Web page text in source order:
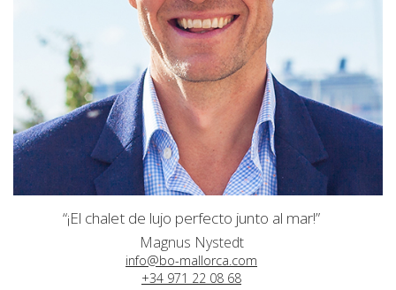
“¡El chalet de lujo perfecto junto al mar!”
Magnus Nystedt
info@bo-mallorca.com
+34 971 22 08 68